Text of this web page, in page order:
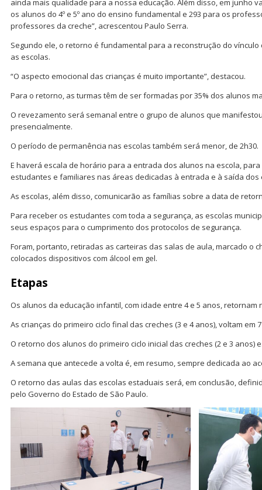
ainda mais qualidade para a nossa educação. Além disso, em junho
os alunos do 4º e 5º ano do ensino fundamental e 293 para os
professores da creche”, acrescentou Paulo Serra.
Segundo ele, o retorno é fundamental para a reconstrução do
as escolas.
“O aspecto emocional das crianças é muito importante”, destacou.
Para o retorno, as turmas têm de ser formadas por 35% dos alunos
O revezamento será semanal entre o grupo de alunos que
presencialmente.
O período de permanência nas escolas também será menor, de 2h30.
E haverá escala de horário para a entrada dos alunos na escola,
estudantes e familiares nas áreas dedicadas à entrada e à saída dos
As escolas, além disso, comunicarão as famílias sobre a data de
Para receber os estudantes com toda a segurança, as escolas
seus espaços para o cumprimento dos protocolos de segurança.
Foram, portanto, retiradas as carteiras das salas de aula, marcado o
colocados dispositivos com álcool em gel.
Etapas
Os alunos da educação infantil, com idade entre 4 e 5 anos, retornam
As crianças do primeiro ciclo final das creches (3 e 4 anos), voltam em
O retorno dos alunos do primeiro ciclo inicial das creches (2 e 3 anos)
A semana que antecede a volta é, em resumo, sempre dedicada ao
O retorno das aulas das escolas estaduais será, em conclusão,
pelo Governo do Estado de São Paulo.